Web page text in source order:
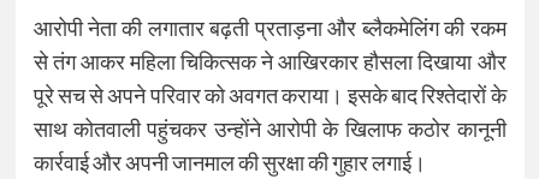
आरोपी नेता की लगातार बढ़ती प्रताड़ना और ब्लैकमेलिंग की रकम
से तंग आकर महिला चिकित्सक ने आखिरकार हौसला दिखाया और
पूरे सच से अपने परिवार को अवगत कराया। इसके बाद रिश्तेदारों के
साथ कोतवाली पहुंचकर उन्होंने आरोपी के खिलाफ कठोर कानूनी
कार्रवाई और अपनी जानमाल की सुरक्षा की गुहार लगाई।